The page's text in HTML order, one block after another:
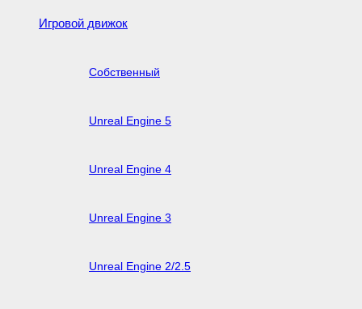
Игровой движок
Собственный
Unreal Engine 5
Unreal Engine 4
Unreal Engine 3
Unreal Engine 2/2.5